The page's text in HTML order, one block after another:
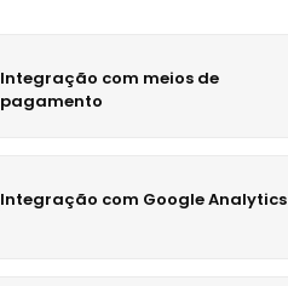
Integração com meios de
pagamento
Integração com Google Analytics